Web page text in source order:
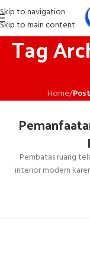
Skip to navigation
Skip to main content
Tag
Home/
Pembatas ruang
interior modern